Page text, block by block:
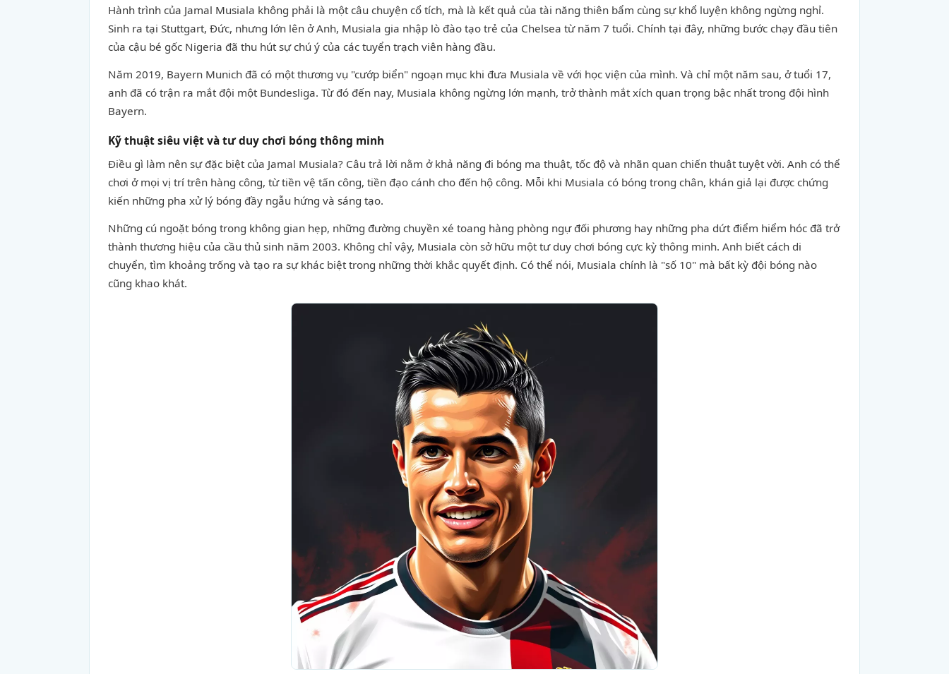
Hành trình của Jamal Musiala không phải là một câu chuyện cổ tích, mà là kết quả của tài năng thiên bẩm cùng sự khổ luyện không ngừng nghỉ.
Sinh ra tại Stuttgart, Đức, nhưng lớn lên ở Anh, Musiala gia nhập lò đào tạo trẻ của Chelsea từ năm 7 tuổi. Chính tại đây, những bước chạy đầu tiên
của cậu bé gốc Nigeria đã thu hút sự chú ý của các tuyển trạch viên hàng đầu.
Năm 2019, Bayern Munich đã có một thương vụ "cướp biển" ngoạn mục khi đưa Musiala về với học viện của mình. Và chỉ một năm sau, ở tuổi 17,
anh đã có trận ra mắt đội một Bundesliga. Từ đó đến nay, Musiala không ngừng lớn mạnh, trở thành mắt xích quan trọng bậc nhất trong đội hình
Bayern.
Kỹ thuật siêu việt và tư duy chơi bóng thông minh
Điều gì làm nên sự đặc biệt của Jamal Musiala? Câu trả lời nằm ở khả năng đi bóng ma thuật, tốc độ và nhãn quan chiến thuật tuyệt vời. Anh có thể
chơi ở mọi vị trí trên hàng công, từ tiền vệ tấn công, tiền đạo cánh cho đến hộ công. Mỗi khi Musiala có bóng trong chân, khán giả lại được chứng
kiến những pha xử lý bóng đầy ngẫu hứng và sáng tạo.
Những cú ngoặt bóng trong không gian hẹp, những đường chuyền xé toang hàng phòng ngự đối phương hay những pha dứt điểm hiểm hóc đã trở
thành thương hiệu của cầu thủ sinh năm 2003. Không chỉ vậy, Musiala còn sở hữu một tư duy chơi bóng cực kỳ thông minh. Anh biết cách di
chuyển, tìm khoảng trống và tạo ra sự khác biệt trong những thời khắc quyết định. Có thể nói, Musiala chính là "số 10" mà bất kỳ đội bóng nào
cũng khao khát.